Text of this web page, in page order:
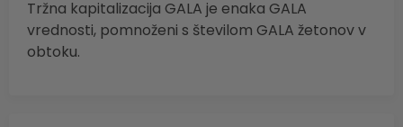
Tržna kapitalizacija GALA je enaka GALA
vrednosti, pomnoženi s številom GALA žetonov v
obtoku.